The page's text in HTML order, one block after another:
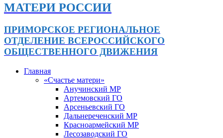
МАТЕРИ РОССИИ
ПРИМОРСКОЕ РЕГИОНАЛЬНОЕ
ОТДЕЛЕНИЕ ВСЕРОССИЙСКОГО
ОБЩЕСТВЕННОГО ДВИЖЕНИЯ
Главная
«Счастье матери»
Анучинский МР
Артемовский ГО
Арсеньевский ГО
Дальнереченский МР
Красноармейский МР
Лесозаводский ГО